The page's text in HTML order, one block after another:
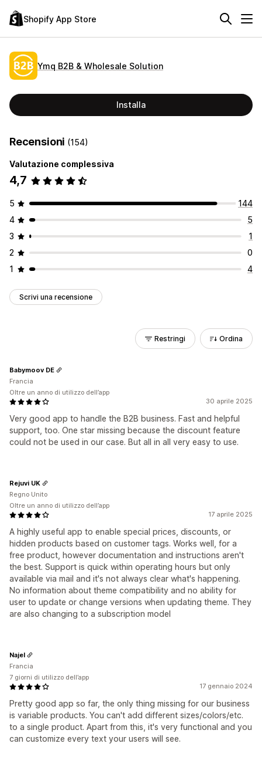
Shopify App Store
Ymq B2B & Wholesale Solution
Installa
Recensioni (154)
Valutazione complessiva
4,7
5
144
4
5
3
1
2
0
1
4
Scrivi una recensione
Restringi Ordina
30 aprile 2025
Very good app to handle the B2B business. Fast and helpful
support, too. One star missing because the discount feature
could not be used in our case. But all in all very easy to use.
Babymoov DE
Francia
Oltre un anno di utilizzo dell’app
17 aprile 2025
A highly useful app to enable special prices, discounts, or
hidden products based on customer tags. Works well, for a
free product, however documentation and instructions aren't
the best. Support is quick within operating hours but only
available via mail and it's not always clear what's happening.
No information about theme compatibility and no ability for
user to update or change versions when updating theme. They
are also changing to a subscription model
Rejuvi UK
Regno Unito
Oltre un anno di utilizzo dell’app
17 gennaio 2024
Pretty good app so far, the only thing missing for our business
is variable products. You can't add different sizes/colors/etc.
to a single product. Apart from this, it's very functional and you
can customize every text your users will see.
Najel
Francia
7 giorni di utilizzo dell’app